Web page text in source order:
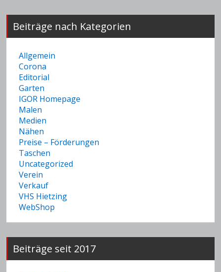
Beiträge nach Kategorien
Allgemein
Corona
Editorial
Garten
IGOR Homepage
Malen
Medien
Nähen
Preise – Förderungen
Taschen
Uncategorized
Verein
Verkauf
VHS Hietzing
WebShop
Beiträge seit 2017